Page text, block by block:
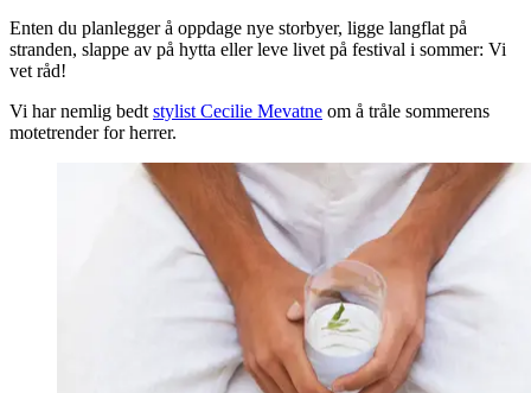
Enten du planlegger å oppdage nye storbyer, ligge langflat på
stranden, slappe av på hytta eller leve livet på festival i sommer: Vi
vet råd!
Vi har nemlig bedt stylist Cecilie Mevatne om å tråle sommerens
motetrender for herrer.